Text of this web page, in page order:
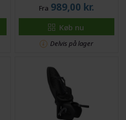
Fra 989,00 kr.
Køb nu
Delvis på lager